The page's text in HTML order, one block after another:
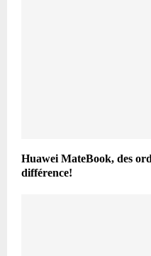
Huawei MateBook, des
différence!